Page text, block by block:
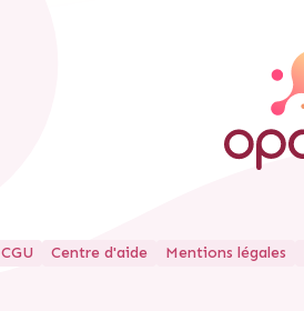
CGU Centre d'aide Mentions légales